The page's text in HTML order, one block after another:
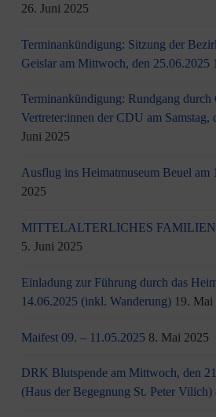
26. Juni 2025
Terminankündigung: Sitzung der
Geislar am Mittwoch, den 25.06.2025
Terminankündigung: Rundgang durch
Vertreter:innen der CDU am Samstag,
Juni 2025
Ausflug ins Heimatmuseum Beuel am
2025
MITTELALTERLICHES
5. Juni 2025
Einladung zur Führung durch das
14.06.2025 (inkl. Wanderung) 19. Mai
Maifest 09. – 11.05.2025 8. Mai 2025
DRK Blutspende am Mittwoch, den
(Haus der Begegnung St. Peter Vilich)